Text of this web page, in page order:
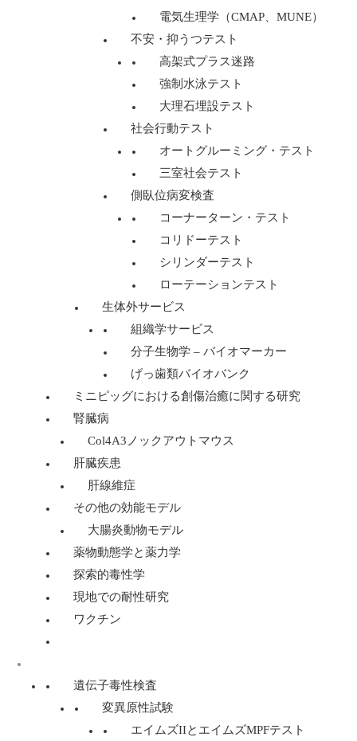
電気生理学（CMAP、MUNE）
不安・抑うつテスト
高架式プラス迷路
強制水泳テスト
大理石埋設テスト
社会行動テスト
オートグルーミング・テスト
三室社会テスト
側臥位病変検査
コーナーターン・テスト
コリドーテスト
シリンダーテスト
ローテーションテスト
生体外サービス
組織学サービス
分子生物学 – バイオマーカー
げっ歯類バイオバンク
ミニピッグにおける創傷治癒に関する研究
腎臓病
Col4A3ノックアウトマウス
肝臓疾患
肝線維症
その他の効能モデル
大腸炎動物モデル
薬物動態学と薬力学
探索的毒性学
現地での耐性研究
ワクチン
遺伝子毒性検査
変異原性試験
エイムズIIとエイムズMPFテスト